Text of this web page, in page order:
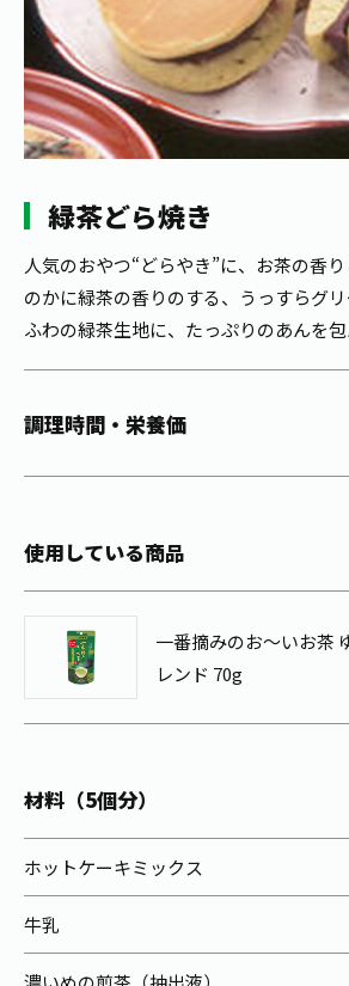
1日分の野菜
商品情報
ブランドから探す
安全・安心への取組み
動画ギャラリー
レシピ集
お茶を知る
お茶百科キッズ
茶殻リサイクルシステム
ウェルネスフォーラム
お茶の妖精
工場見学
お茶の複合型博物館
食育・文化
食育・イベント
新俳句大賞
未来の桜プロジェクト
店舗・通販
伊藤園の店舗トップ
店舗検索
通信販売トップ
THE ITOEN
Inner CHARM
Crazy Jasmine
お客様相談室
緑茶どら焼き
人気のおやつ“どらやき”に、お茶の香
のかに緑茶の香りのする、うっすらグ
ふわの緑茶生地に、たっぷりのあんを包
調理時間・栄養価
使用している商品
一番摘みのお～いお茶
レンド 70g
材料（5個分）
ホットケーキミックス
牛乳